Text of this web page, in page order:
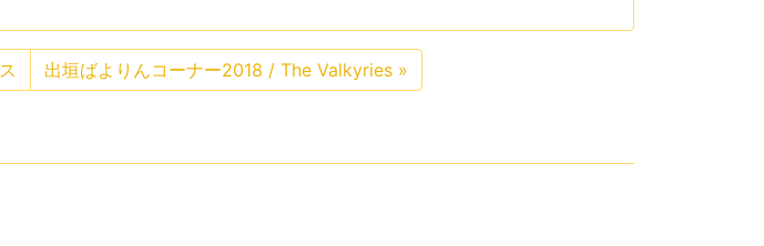
出垣ばよりんコーナー2018 / The Valkyries »